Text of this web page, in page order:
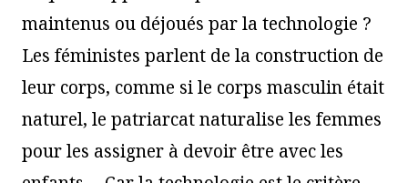
maintenus ou déjoués par la technologie ?
Les féministes parlent de la construction de
leur corps, comme si le corps masculin était
naturel, le patriarcat naturalise les femmes
pour les assigner à devoir être avec les